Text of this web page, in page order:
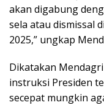
akan digabung
sela atau dismissal
2025,” ungkap
Dikatakan
instruksi Presiden
secepat mungkin